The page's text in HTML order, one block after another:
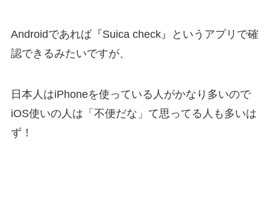
Androidであれば『Suica check』というアプリで確
認できるみたいですが、
日本人はiPhoneを使っている人がかなり多いので
iOS使いの人は「不便だな」て思ってる人も多いは
ず！